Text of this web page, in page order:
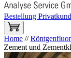
Bestellung
Home //
Zement und